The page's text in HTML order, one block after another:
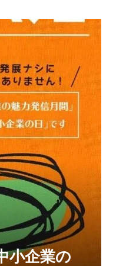
小企業の